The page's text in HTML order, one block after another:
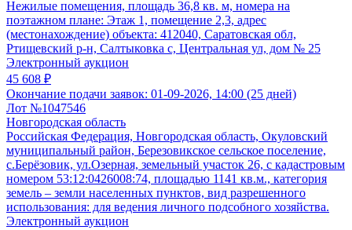
Нежилые помещения, площадь 36,8 кв. м, номера на
поэтажном плане: Этаж 1, помещение 2,3, адрес
(местонахождение) объекта: 412040, Саратовская обл,
Ртищевский р-н, Салтыковка с, Центральная ул, дом № 25
Электронный аукцион
45 608 ₽
Окончание подачи заявок: 01-09-2026, 14:00 (25 дней)
Лот №1047546
Новгородская область
Российская Федерация, Новгородская область, Окуловский
муниципальный район, Березовикское сельское поселение,
с.Берёзовик, ул.Озерная, земельный участок 26, с кадастровым
номером 53:12:0426008:74, площадью 1141 кв.м., категория
земель – земли населенных пунктов, вид разрешенного
использования: для ведения личного подсобного хозяйства.
Электронный аукцион